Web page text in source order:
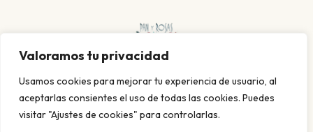
Valoramos tu privacidad
Usamos cookies para mejorar tu experiencia de usuario, al
aceptarlas consientes el uso de todas las cookies. Puedes
visitar "Ajustes de cookies" para controlarlas.